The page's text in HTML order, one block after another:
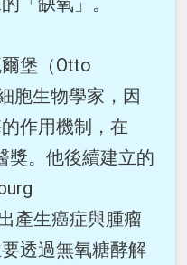
堡（Otto
胞生物學家，因
作用機制，在
獎。他後續建立的
產生癌症與腫瘤
透過無氧糖酵解